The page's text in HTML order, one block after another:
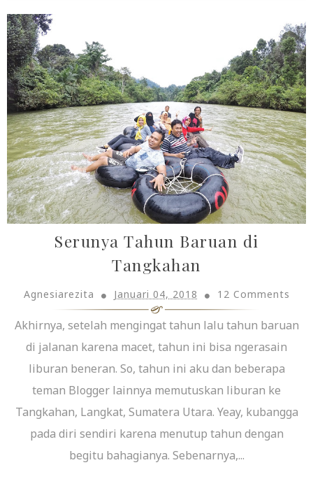
Serunya Tahun Baruan di
Tangkahan
Agnesiarezita Januari 04, 2018 12 Comments
Akhirnya, setelah mengingat tahun lalu tahun baruan
di jalanan karena macet, tahun ini bisa ngerasain
liburan beneran. So, tahun ini aku dan beberapa
teman Blogger lainnya memutuskan liburan ke
Tangkahan, Langkat, Sumatera Utara. Yeay, kubangga
pada diri sendiri karena menutup tahun dengan
begitu bahagianya. Sebenarnya,...